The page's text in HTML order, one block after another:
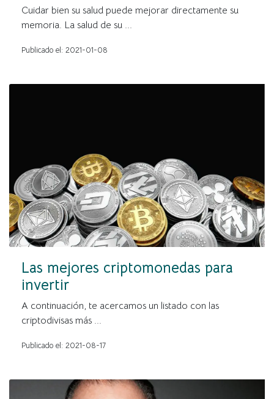
Cuidar bien su salud puede mejorar directamente su
memoria. La salud de su ...
Publicado el: 2021-01-08
Las mejores criptomonedas para
invertir
A continuación, te acercamos un listado con las
criptodivisas más ...
Publicado el: 2021-08-17